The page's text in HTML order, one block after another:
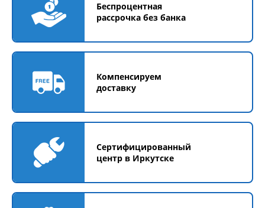
Беспроцентная
рассрочка без банка
Компенсируем
доставку
Сертифицированный
центр в Иркутске